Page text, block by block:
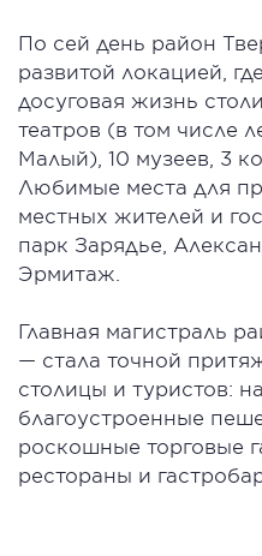
По сей день район
развитой локацией,
досуговая жизнь
театров (в том числе
Малый), 10 музеев, 3
Любимые места для
местных жителей и
парк Зарядье,
Эрмитаж.
Главная магистраль
— стала точной
столицы и туристов:
благоустроенные
роскошные торговые
рестораны и